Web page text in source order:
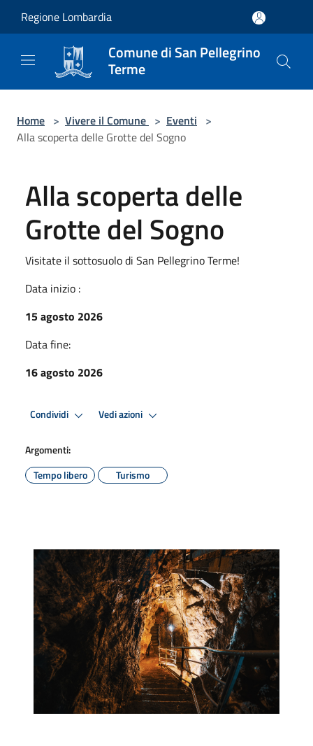
Regione Lombardia
Comune di San Pellegrino
Terme
Home > Vivere il Comune > Eventi >
Alla scoperta delle Grotte del Sogno
Alla scoperta delle
Grotte del Sogno
Visitate il sottosuolo di San Pellegrino Terme!
Data inizio :
15 agosto 2026
Data fine:
16 agosto 2026
Condividi Vedi azioni
Argomenti:
Tempo libero
Turismo